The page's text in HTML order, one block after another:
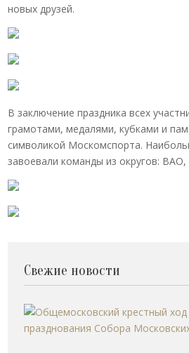
новых друзей.
В заключение праздника всех
грамотами, медалями, кубками и
символикой Москомспорта.
завоевали команды из округов:
Свежие новости